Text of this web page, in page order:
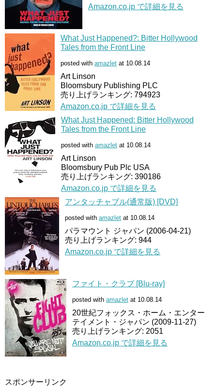
Amazon.co.jp で詳細を見る
What Just Happened?: Bitter Hollywood
Tales from the Front Line
posted with amazlet at 10.08.14
Art Linson
Bloomsbury Publishing PLC
売り上げランキング: 794923
Amazon.co.jp で詳細を見る
What Just Happened: Bitter Hollywood
Tales from the Front Line
posted with amazlet at 10.08.14
Art Linson
Bloomsbury Pub Plc USA
売り上げランキング: 390186
Amazon.co.jp で詳細を見る
アンタッチャブル(通常版) [DVD]
posted with amazlet at 10.08.14
パラマウント ジャパン (2006-04-21)
売り上げランキング: 944
Amazon.co.jp で詳細を見る
ファイト・クラブ [Blu-ray]
posted with amazlet at 10.08.14
20世紀フォックス・ホーム・エンター
テイメント・ジャパン (2009-11-27)
売り上げランキング: 2051
Amazon.co.jp で詳細を見る
スポンサーリンク